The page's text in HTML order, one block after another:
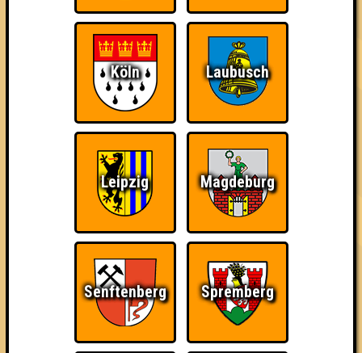
The Amount of
Teilnahmen is too
damn high
Ich war da, vor 3000
Da-Da Da! Da-Da Da!
Teil der Oberschicht Knapp daneben! Erster!
Köln Laubusch
Leipzig Magdeburg
Senftenberg Spremberg